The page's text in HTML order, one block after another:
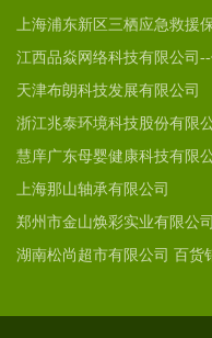
上海浦东新区三栖应急救援
江西品焱网络科技有限公司
天津布朗科技发展有限公司
浙江兆泰环境科技股份有限
慧庠广东母婴健康科技有限
上海那山轴承有限公司
郑州市金山焕彩实业有限公司
湖南松尚超市有限公司 百货